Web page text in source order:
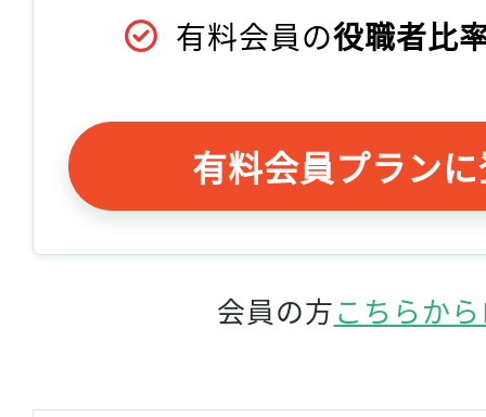
有料会員の役職者比
有料会員プラン
会員の方こちらか